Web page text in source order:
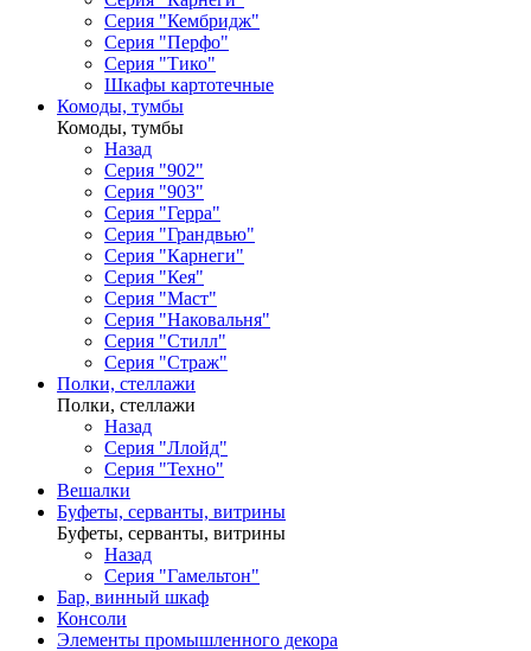
Серия "Кембридж"
Серия "Перфо"
Серия "Тико"
Шкафы картотечные
Комоды, тумбы
Комоды, тумбы
Назад
Серия "902"
Серия "903"
Серия "Герра"
Серия "Грандвью"
Серия "Карнеги"
Серия "Кея"
Серия "Маст"
Серия "Наковальня"
Серия "Стилл"
Серия "Страж"
Полки, стеллажи
Полки, стеллажи
Назад
Серия "Ллойд"
Серия "Техно"
Вешалки
Буфеты, серванты, витрины
Буфеты, серванты, витрины
Назад
Серия "Гамельтон"
Бар, винный шкаф
Консоли
Элементы промышленного декора